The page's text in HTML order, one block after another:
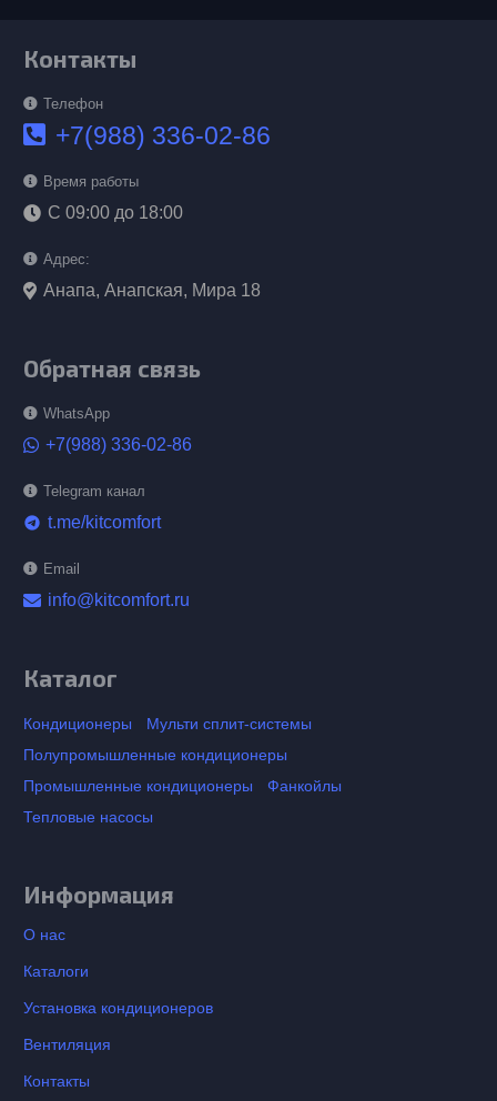
Контакты
Телефон
+7(988) 336-02-86
Время работы
С 09:00 до 18:00
Адрес:
Анапа, Анапская, Мира 18
Обратная связь
WhatsApp
+7(988) 336-02-86
Telegram канал
telegram t.me/kitcomfort
Email
info@kitcomfort.ru
Каталог
Кондиционеры
Мульти сплит-системы
Полупромышленные кондиционеры
Промышленные кондиционеры
Фанкойлы
Тепловые насосы
Информация
О нас
Каталоги
Установка кондиционеров
Вентиляция
Контакты